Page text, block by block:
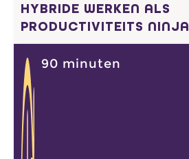
HYBRIDE WERKEN ALS
PRODUCTIVITEITS NINJA
90 minuten